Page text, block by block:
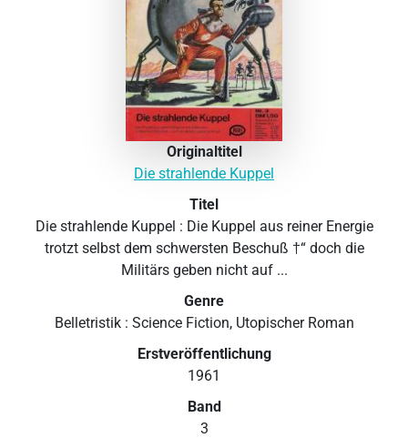
Originaltitel
Die strahlende Kuppel
Titel
Die strahlende Kuppel : Die Kuppel aus reiner Energie
trotzt selbst dem schwersten Beschuß †“ doch die
Militärs geben nicht auf ...
Genre
Belletristik : Science Fiction, Utopischer Roman
Erstveröffentlichung
1961
Band
3